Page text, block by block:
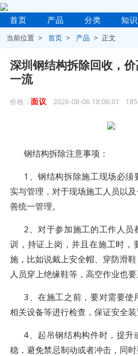
首页 产品 分类 知识
当前位置 >首页 > 产品 > 正文
深圳钢结构拆除回收，
一流
价格： 面议 2026-08-06 18:06:01
钢结构拆除注意事项：
1、钢结构拆除施工现场必须
实与管理，对于现场施工人员以
善统一管理。
2、对于参加施工的工作人员
训，持证上岗，并且在施工时，
施，比如说戴上安全帽、穿防滑
人员穿上绝缘鞋等，高空作业也要
3、在施工之前，要对需要使
相关设备等进行检查，保证安全装
4、起吊钢结构构件时，提升
稳，避免禁忌制动或者冲击，同